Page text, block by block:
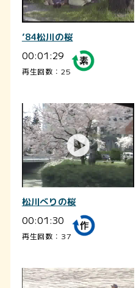
’84松川の桜
00:01:29
再生回数：25
松川べりの桜
00:01:30
再生回数：37